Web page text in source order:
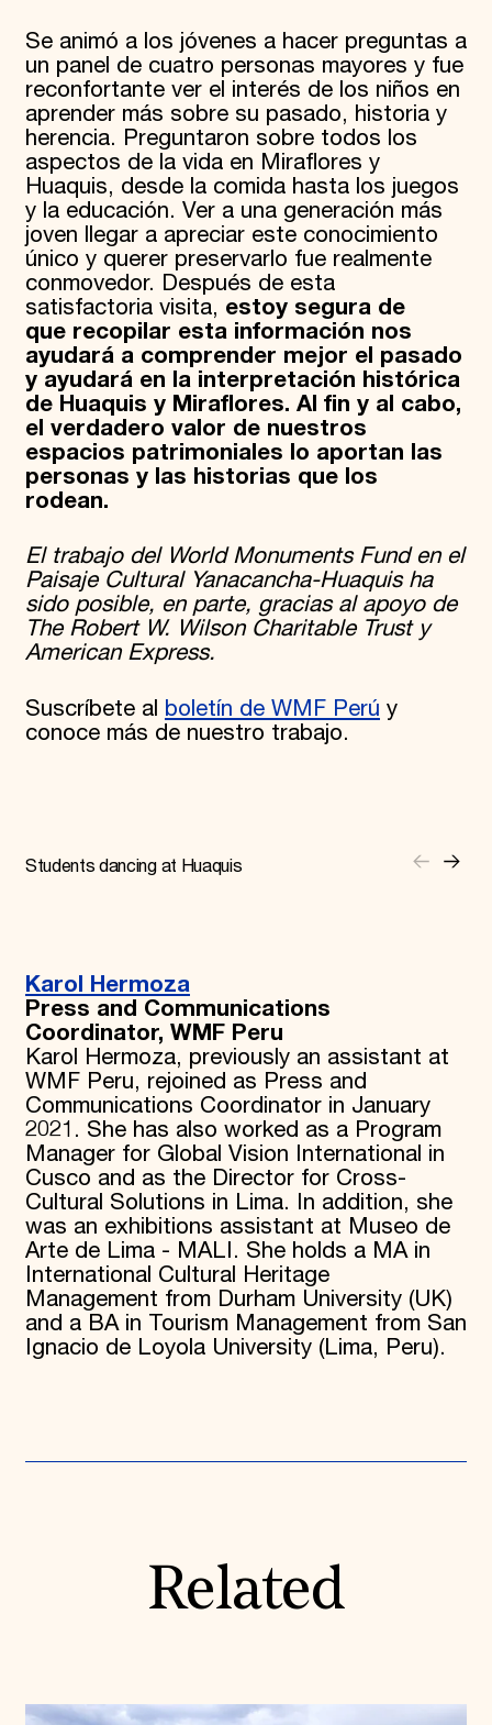
Se animó a los jóvenes a hacer preguntas a
un panel de cuatro personas mayores y fue
reconfortante ver el interés de los niños en
aprender más sobre su pasado, historia y
herencia. Preguntaron sobre todos los
aspectos de la vida en Miraflores y
Huaquis, desde la comida hasta los juegos
y la educación. Ver a una generación más
joven llegar a apreciar este conocimiento
único y querer preservarlo fue realmente
conmovedor. Después de esta
satisfactoria visita, estoy segura de
que recopilar esta información nos
ayudará a comprender mejor el pasado
y ayudará en la interpretación histórica
de Huaquis y Miraflores. Al fin y al cabo,
el verdadero valor de nuestros
espacios patrimoniales lo aportan las
personas y las historias que los
rodean.
El trabajo del World Monuments Fund en el
Paisaje Cultural Yanacancha-Huaquis ha
sido posible, en parte, gracias al apoyo de
The Robert W. Wilson Charitable Trust y
American Express.
Suscríbete al boletín de WMF Perú y
conoce más de nuestro trabajo.
Students dancing at Huaquis
Karol Hermoza
Press and Communications
Coordinator, WMF Peru
Karol Hermoza, previously an assistant at
WMF Peru, rejoined as Press and
Communications Coordinator in January
2021. She has also worked as a Program
Manager for Global Vision International in
Cusco and as the Director for Cross-
Cultural Solutions in Lima. In addition, she
was an exhibitions assistant at Museo de
Arte de Lima - MALI. She holds a MA in
International Cultural Heritage
Management from Durham University (UK)
and a BA in Tourism Management from San
Ignacio de Loyola University (Lima, Peru).
Related